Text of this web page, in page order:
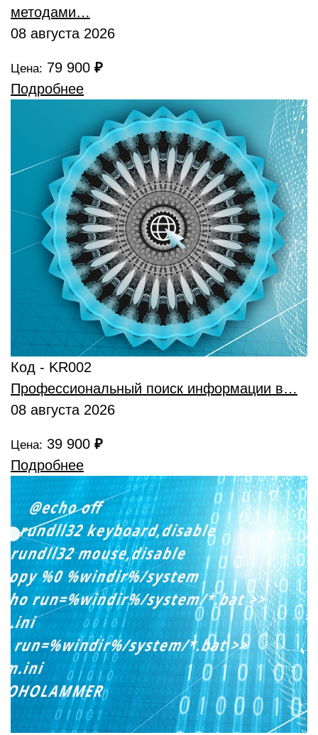
методами…
08 августа 2026
Цена: 79 900 ₽
Подробнее
Код - KR002
Профессиональный поиск информации в…
08 августа 2026
Цена: 39 900 ₽
Подробнее